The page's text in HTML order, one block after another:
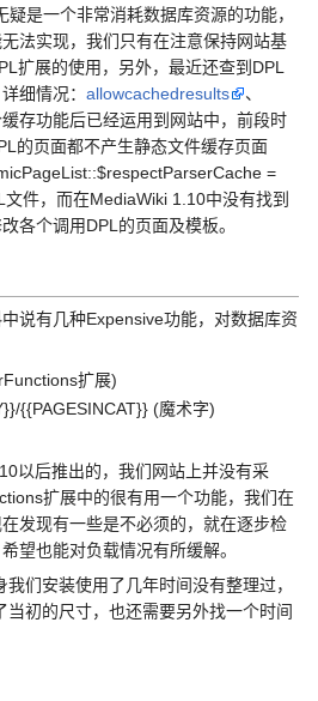
是一个非常消耗数据库资源的功能，
法实现，我们只有在注意保持网站基
扩展的使用，另外，最近还查到DPL
细情况： allowcachedresults
、
存功能后已经运用到网站中，前段时
的页面都不产生静态文件缓存页面
=
件，而在MediaWiki 1.10中没有找到
各个调用DPL的页面及模板。
有几种Expensive功能，对数据库资
扩展)
{{PAGESINCAT}} (魔术字)
后推出的，我们网站上并没有采
扩展中的很有用一个功能，我们在
发现有一些是不必须的，就在逐步检
望也能对负载情况有所缓解。
安装使用了几年时间没有整理过，
当初的尺寸，也还需要另外找一个时间